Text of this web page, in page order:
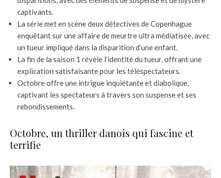
captivants.
La série met en scène deux détectives de Copenhague
enquêtant sur une affaire de meurtre ultra médiatisée, avec
un tueur impliqué dans la disparition d’une enfant.
La fin de la saison 1 révèle l’identité du tueur, offrant une
explication satisfaisante pour les téléspectateurs.
Octobre offre une intrigue inquiétante et diabolique,
captivant les spectateurs à travers son suspense et ses
rebondissements.
Octobre, un thriller danois qui fascine et
terrifie